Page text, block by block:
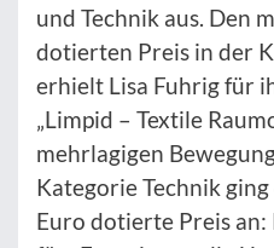
und Technik aus. Den
dotierten Preis in der
erhielt Lisa Fuhrig für
„Limpid – Textile
mehrlagigen
Kategorie Technik
Euro dotierte Preis